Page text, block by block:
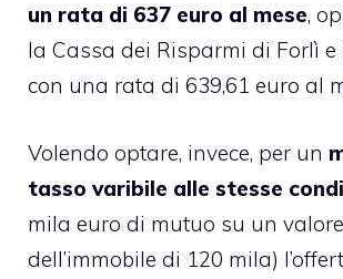
un rata di 637 euro al mese,
la Cassa dei Risparmi di Forlì e
con una rata di 639,61 euro al
Volendo optare, invece, per un
tasso varibile alle stesse
mila euro di mutuo su un valore
dell’immobile di 120 mila)